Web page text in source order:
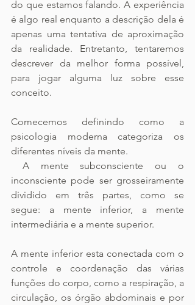
do que estamos falando. A experiência
é algo real enquanto a descrição dela é
apenas uma tentativa de aproximação
da realidade. Entretanto, tentaremos
descrever da melhor forma possível,
para jogar alguma luz sobre esse
conceito.
Comecemos definindo como a
psicologia moderna categoriza os
diferentes níveis da mente.
A mente subconsciente ou o
inconsciente pode ser grosseiramente
dividido em três partes, como se
segue: a mente inferior, a mente
intermediária e a mente superior.
A mente inferior esta conectada com o
controle e coordenação das várias
funções do corpo, como a respiração, a
circulação, os órgão abdominais e por